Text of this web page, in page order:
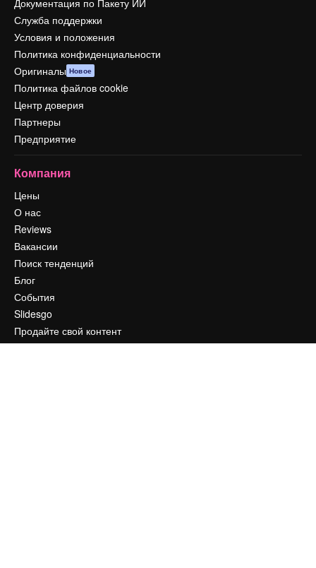
Служба поддержки
Условия и положения
Политика конфиденциальности
Оригиналы Новое
Политика файлов cookie
Центр доверия
Партнеры
Предприятие
Компания
Цены
О нас
Reviews
Вакансии
Поиск тенденций
Блог
События
Slidesgo
Продайте свой контент
Помещение для прессы